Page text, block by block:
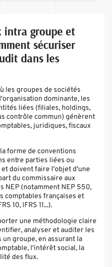
intra groupe et
sécuriser
dans les
les groupes de sociétés
dominante, les
liées (filiales, holdings,
contrôle commun) génèrent
juridiques, fiscaux
forme de conventions
entre parties liées ou
doivent faire l'objet d'une
du commissaire aux
NEP (notamment NEP 550,
comptables françaises et
10, IFRS 11...).
une méthodologie claire
analyser et auditer les
groupe, en assurant la
l'intérêt social, la
des flux.